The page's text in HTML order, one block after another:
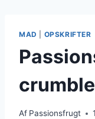
MAD OPSKRIFTER
Af Passionsfrugt